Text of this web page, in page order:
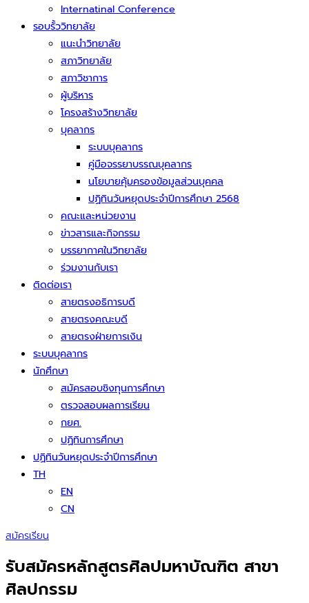
Internatinal Conference
รอบรั้ววิทยาลัย
แนะนำวิทยาลัย
สภาวิทยาลัย
สภาวิชาการ
ผู้บริหาร
โครงสร้างวิทยาลัย
บุคลากร
ระบบบุคลากร
คู่มือจรรยาบรรณบุคลากร
นโยบายคุ้มครองข้อมูลส่วนบุคคล
ปฏิทินวันหยุดประจำปีการศึกษา 2568
คณะและหน่วยงาน
ข่าวสารและกิจกรรม
บรรยากาศในวิทยาลัย
ร่วมงานกับเรา
ติดต่อเรา
สายตรงอธิการบดี
สายตรงคณะบดี
สายตรงฝ่ายการเงิน
ระบบบุคลากร
นักศึกษา
สมัครสอบชิงทุนการศึกษา
ตรวจสอบผลการเรียน
กยศ.
ปฏิทินการศึกษา
ปฏิทินวันหยุดประจำปีการศึกษา
TH
EN
CN
สมัครเรียน
รับสมัครหลักสูตรศิลปมหาบัณฑิต สาขา
ศิลปกรรม